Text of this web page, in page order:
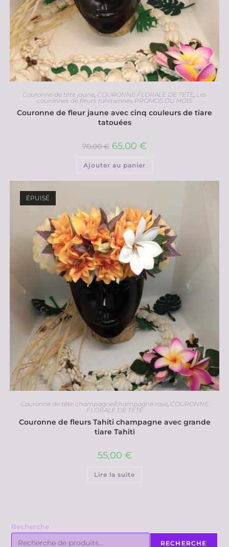
Couronne de tête jaune, COURONNE FLORALE DE TETE, Les
couronnes de fleurs tahitiennes PROMOS DU MOIS
Couronne de fleur jaune avec cinq couleurs de tiare
tatouées
70,00€ 65,00 €
Ajouter au panier
ÉPUISÉ
Couronne de tête champagne/champagne rosé, COURONNE
FLORALE DE TETE
Couronne de fleurs Tahiti champagne avec grande
tiare Tahiti
55,00 €
Lire la suite
Recherche
RECHERCHE